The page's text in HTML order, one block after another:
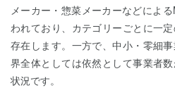
メーカー・惣菜メーカーなどによ
われており、カテゴリーごとに一
存在します。一方で、中小・零細
界全体としては依然として事業者
状況です。